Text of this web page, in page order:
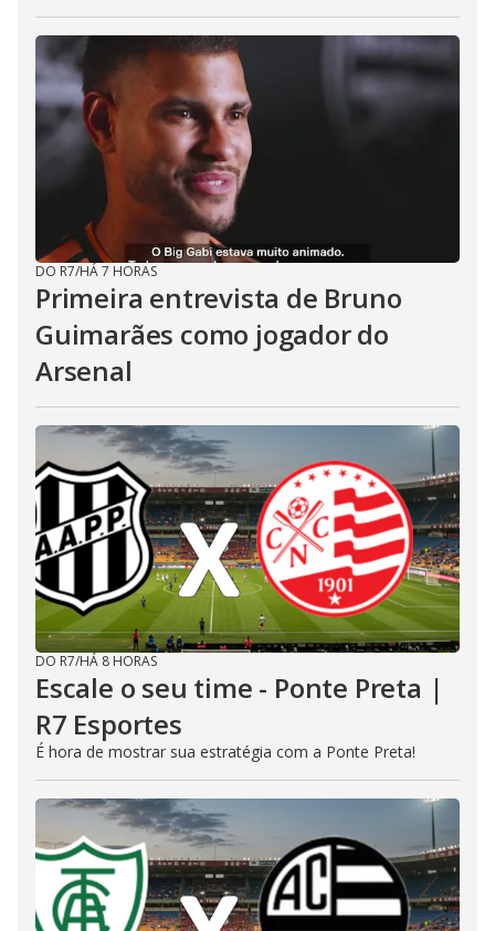
DO R7/HÁ 7 HORAS
Primeira entrevista de Bruno
Guimarães como jogador do
Arsenal
DO R7/HÁ 8 HORAS
Escale o seu time - Ponte Preta |
R7 Esportes
É hora de mostrar sua estratégia com a Ponte Preta!